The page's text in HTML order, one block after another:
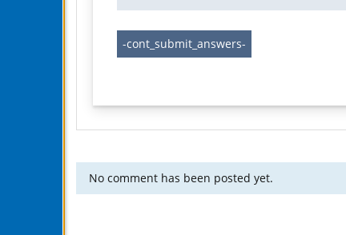
No comment has been posted yet.